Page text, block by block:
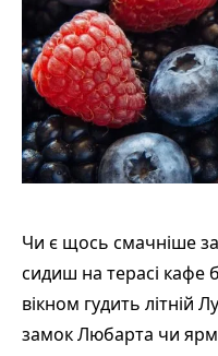
Чи є щось смачніше
сидиш на терасі кафе
вікном гудить
замок Любарта чи